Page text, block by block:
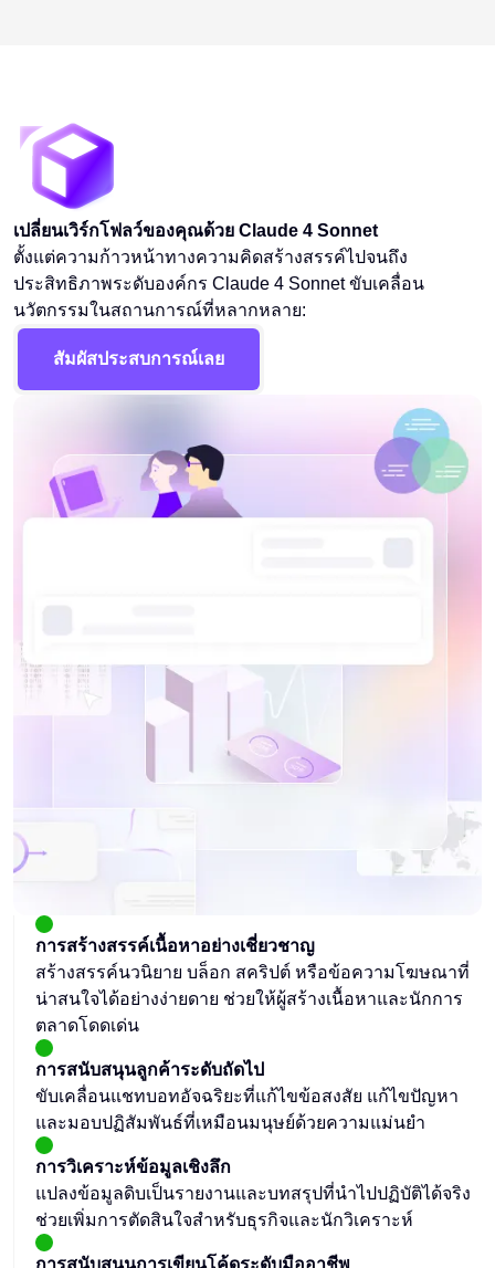
เปลี่ยนเวิร์กโฟลว์ของคุณด้วย Claude 4 Sonnet
ตั้งแต่ความก้าวหน้าทางความคิดสร้างสรรค์ไปจนถึง
ประสิทธิภาพระดับองค์กร Claude 4 Sonnet ขับเคลื่อน
นวัตกรรมในสถานการณ์ที่หลากหลาย:
สัมผัสประสบการณ์เลย
การสร้างสรรค์เนื้อหาอย่างเชี่ยวชาญ
สร้างสรรค์นวนิยาย บล็อก สคริปต์ หรือข้อความโฆษณาที่
น่าสนใจได้อย่างง่ายดาย ช่วยให้ผู้สร้างเนื้อหาและนักการ
ตลาดโดดเด่น
การสนับสนุนลูกค้าระดับถัดไป
ขับเคลื่อนแชทบอทอัจฉริยะที่แก้ไขข้อสงสัย แก้ไขปัญหา
และมอบปฏิสัมพันธ์ที่เหมือนมนุษย์ด้วยความแม่นยำ
การวิเคราะห์ข้อมูลเชิงลึก
แปลงข้อมูลดิบเป็นรายงานและบทสรุปที่นำไปปฏิบัติได้จริง
ช่วยเพิ่มการตัดสินใจสำหรับธุรกิจและนักวิเคราะห์